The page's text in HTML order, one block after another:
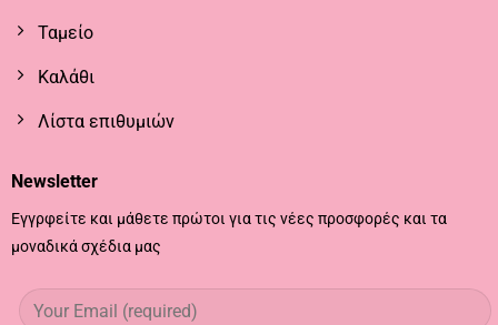
Ταμείο
Καλάθι
Λίστα επιθυμιών
Newsletter
Εγγρφείτε και μάθετε πρώτοι για τις νέες προσφορές και τα
μοναδικά σχέδια μας